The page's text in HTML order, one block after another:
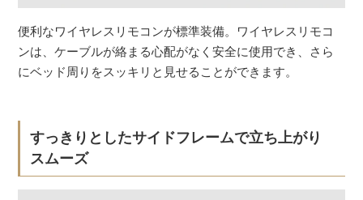
便利なワイヤレスリモコンが標準装備。ワイヤレスリモコ
ンは、ケーブルが絡まる心配がなく安全に使用でき、さら
にベッド周りをスッキリと見せることができます。
すっきりとしたサイドフレームで立ち上がり
スムーズ